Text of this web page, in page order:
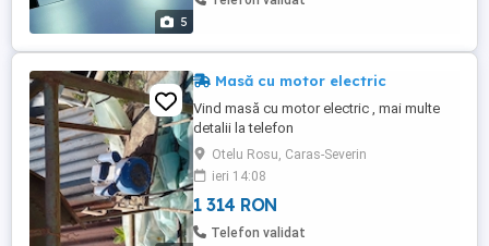
5
Masă cu motor electric
Vind masă cu motor electric , mai multe
detalii la telefon
Otelu Rosu, Caras-Severin
ieri 14:08
1 314 RON
Telefon validat